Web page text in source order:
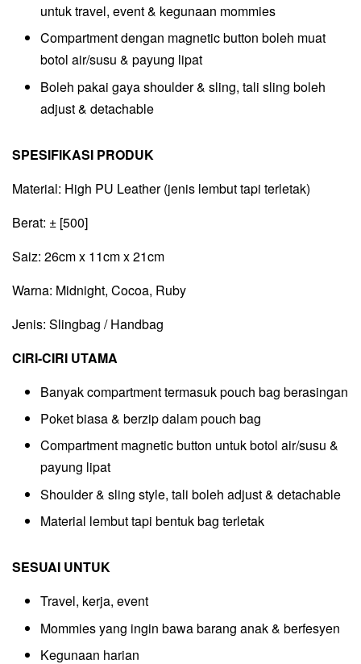
untuk travel, event & kegunaan mommies
Compartment dengan magnetic button boleh muat
botol air/susu & payung lipat
Boleh pakai gaya shoulder & sling, tali sling boleh
adjust & detachable
SPESIFIKASI PRODUK
Material: High PU Leather (jenis lembut tapi terletak)
Berat: ± [500]
Saiz: 26cm x 11cm x 21cm
Warna: Midnight, Cocoa, Ruby
Jenis: Slingbag / Handbag
CIRI-CIRI UTAMA
Banyak compartment termasuk pouch bag berasingan
Poket biasa & berzip dalam pouch bag
Compartment magnetic button untuk botol air/susu &
payung lipat
Shoulder & sling style, tali boleh adjust & detachable
Material lembut tapi bentuk bag terletak
SESUAI UNTUK
Travel, kerja, event
Mommies yang ingin bawa barang anak & berfesyen
Kegunaan harian